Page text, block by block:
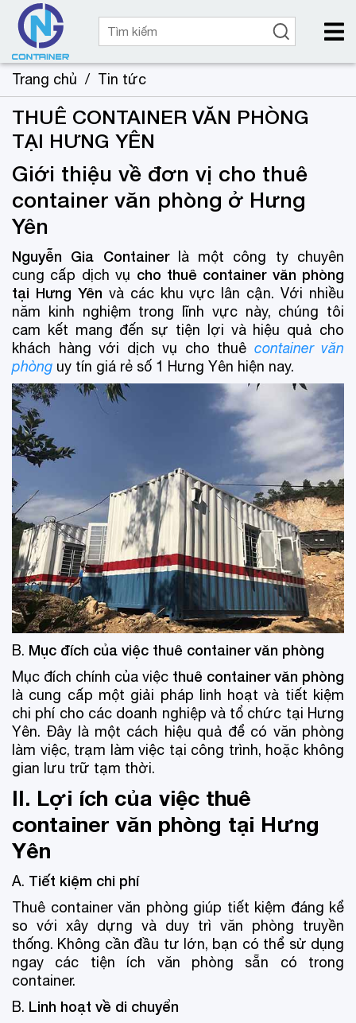
Trang chủ / Tin tức
THUÊ CONTAINER VĂN PHÒNG
TẠI HƯNG YÊN
Giới thiệu về đơn vị cho thuê
container văn phòng ở Hưng
Yên
Nguyễn Gia Container
là một công ty chuyên
cung cấp dịch vụ cho thuê container văn phòng
tại Hưng Yên và các khu vực lân cận. Với nhiều
năm kinh nghiệm trong lĩnh vực này, chúng tôi
cam kết mang đến sự tiện lợi và hiệu quả cho
khách hàng với dịch vụ cho thuê container văn
phòng uy tín giá rẻ số 1 Hưng Yên hiện nay.
B. Mục đích của việc thuê container văn phòng
Mục đích chính của việc thuê container văn phòng
là cung cấp một giải pháp linh hoạt và tiết kiệm
chi phí cho các doanh nghiệp và tổ chức tại Hưng
Yên. Đây là một cách hiệu quả để có văn phòng
làm việc, trạm làm việc tại công trình, hoặc không
gian lưu trữ tạm thời.
II. Lợi ích của việc thuê
container văn phòng tại Hưng
Yên
A. Tiết kiệm chi phí
Thuê container văn phòng giúp tiết kiệm đáng kể
so với xây dựng và duy trì văn phòng truyền
thống. Không cần đầu tư lớn, bạn có thể sử dụng
ngay các tiện ích văn phòng sẵn có trong
container.
B. Linh hoạt về di chuyển